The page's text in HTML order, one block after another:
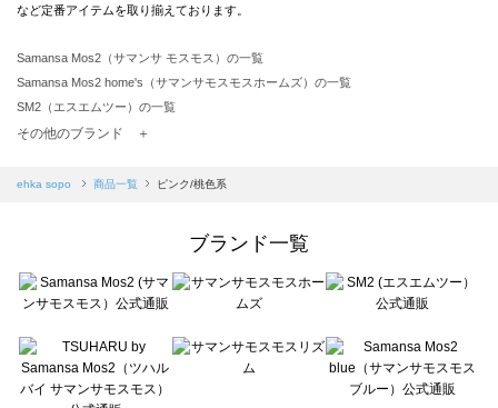
など定番アイテムを取り揃えております。
Samansa Mos2（サマンサ モスモス）の一覧
Samansa Mos2 home's（サマンサモスモスホームズ）の一覧
SM2（エスエムツー）の一覧
TSUHARU by Samansa Mos2（ツハルバイサマンサモスモス）の一覧
Samansa Mos2 blue（サマンサモスモス ブルー）の一覧
Te chichi（テチチ）の一覧
Te chichi CLASSIC（テチチ クラシック）の一覧
Lugnoncure（ルノンキュール）の一覧
BETTY'S BLUE（べティーズブルー）の一覧
Wpc.（ワールドパーティー）の一覧
その他のブランド ＋
ehka sopo 商品一覧 ピンク/桃色系
ブランド一覧